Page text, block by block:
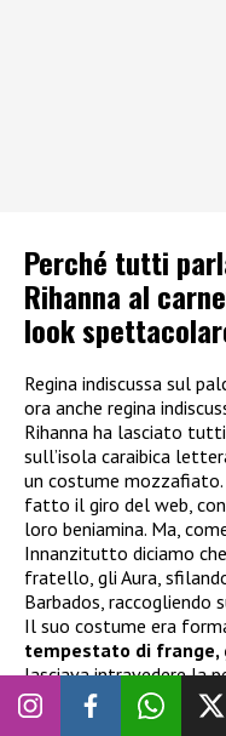
Perché tutti
Rihanna al
look
Regina indiscussa sul
ora anche regina
Rihanna ha lasciato
sull’isola caraibica
un costume
fatto il giro del web,
loro beniamina. Ma,
Innanzitutto diciamo
fratello, gli Aura,
Barbados, raccogliendo
Il suo costume era
tempestato di frange,
lasciava intravedere la
spettacolare, un
colorati e una crinolina